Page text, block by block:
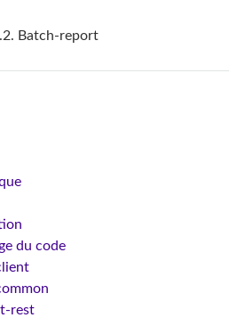
Batch-report
du code
rest